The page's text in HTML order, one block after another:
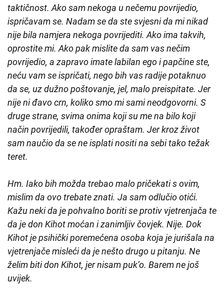
taktičnost. Ako sam nekoga u nečemu povrijedio,
ispričavam se. Nadam se da ste svjesni da mi nikad
nije bila namjera nekoga povrijediti. Ako ima takvih,
oprostite mi. Ako pak mislite da sam vas nečim
povrijedio, a zapravo imate labilan ego i papčine ste,
neću vam se ispričati, nego bih vas radije potaknuo
da se, uz dužno poštovanje, jel, malo preispitate. Jer
nije ni đavo crn, koliko smo mi sami neodgovorni. S
druge strane, svima onima koji su me na bilo koji
način povrijedili, također opraštam. Jer kroz život
sam naučio da se ne isplati nositi na sebi tako težak
teret.
Hm. Iako bih možda trebao malo pričekati s ovim,
mislim da ovo trebate znati. Ja sam odlučio otići.
Kažu neki da je pohvalno boriti se protiv vjetrenjača te
da je don Kihot moćan i zanimljiv čovjek. Nije. Dok
Kihot je psihički poremećena osoba koja je jurišala na
vjetrenjače misleći da je nešto drugo u pitanju. Ne
želim biti don Kihot, jer nisam puk’o. Barem ne još
uvijek.